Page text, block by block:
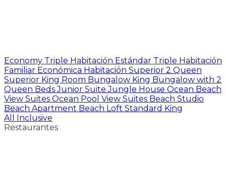
Economy Triple Habitación Estándar Triple Habitación
Familiar Económica Habitación Superior 2 Queen
Superior King Room Bungalow King Bungalow with 2
Queen BedsJunior SuiteJungle House Ocean Beach
View Suites Ocean Pool View Suites Beach Studio
Beach Apartment Beach Loft Standard King
All Inclusive
Restaurantes